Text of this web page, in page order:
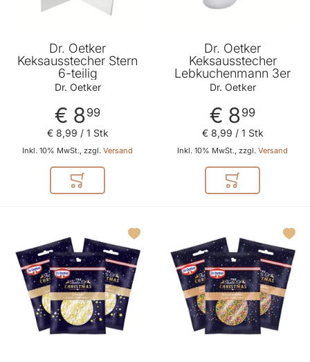
Dr. Oetker
Keksausstecher Stern
6-teilig
Dr. Oetker
€ 899
Inkl. 10% MwSt., zzgl. Versand
€ 8,99 / 1 Stk
In den Warenkorb
Dr. Oetker
Keksausstecher
Lebkuchenmann 3er
Dr. Oetker
€ 899
Inkl. 10% MwSt., zzgl. Versand
€ 8,99 / 1 Stk
In den